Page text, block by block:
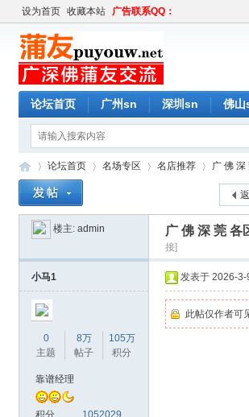
设为首页 收藏本站 广告联系QQ：
论坛首页 广州sn 深圳sn 佛山
»
论坛首页
›
名场专区 名店推荐
›
广 佛 深
楼主: admin 广 佛 深 莞 各
接]
小马1
0
主题
8万
帖子
105万
积分
靠谱经理
积分 1052029
发表于 2026-3-
此帖仅作者可